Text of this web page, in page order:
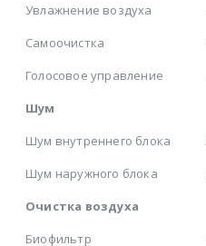
Увлажнение воздуха
Самоочистка
Голосовое управление
Шум
Шум внутреннего блока
Шум наружного блока
Очистка воздуха
Биофильтр